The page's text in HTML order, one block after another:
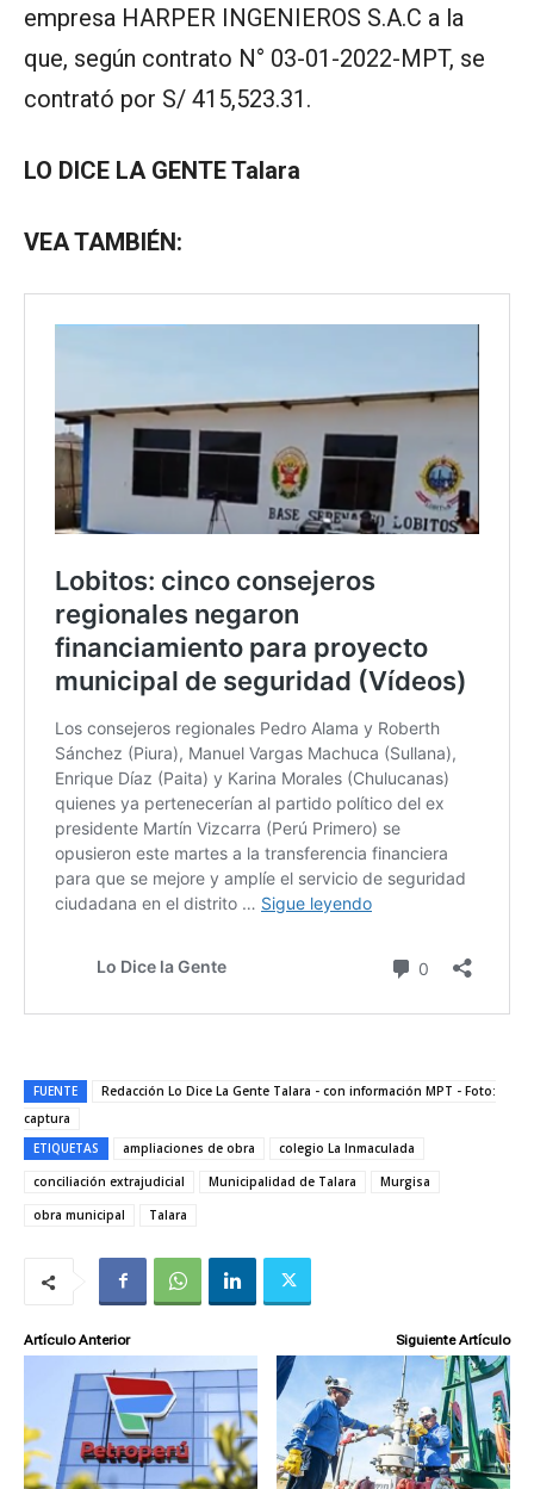
empresa HARPER INGENIEROS S.A.C a la
que, según contrato N° 03-01-2022-MPT, se
contrató por S/ 415,523.31.
LO DICE LA GENTE Talara
VEA TAMBIÉN:
FUENTE
Redacción Lo Dice La Gente Talara - con información MPT - Foto:
captura
ETIQUETAS
ampliaciones de obra
colegio La Inmaculada
conciliación extrajudicial
Municipalidad de Talara
Murgisa
obra municipal
Talara
Artículo Anterior Siguiente Artículo